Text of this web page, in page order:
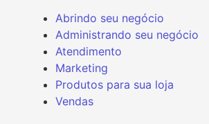
Abrindo seu negócio
Administrando seu negócio
Atendimento
Marketing
Produtos para sua loja
Vendas